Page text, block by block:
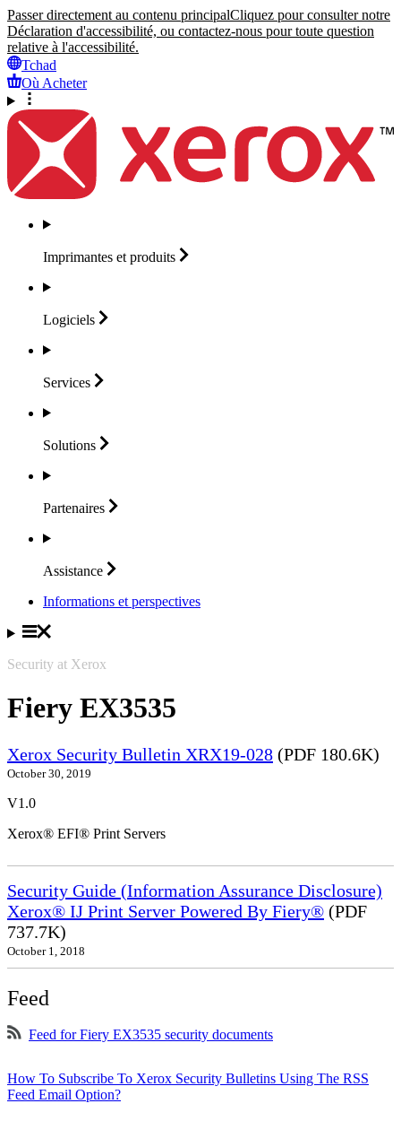
Passer directement au contenu principalCliquez pour consulter notre
Déclaration d'accessibilité, ou contactez-nous pour toute question
relative à l'accessibilité.
Tchad
Où Acheter
Imprimantes et produits
Logiciels
Services
Solutions
Partenaires
Assistance
Informations et perspectives
Security at Xerox
Fiery EX3535
Xerox Security Bulletin XRX19-028 (PDF 180.6K)
October 30, 2019
V1.0
Xerox® EFI® Print Servers
Security Guide (Information Assurance Disclosure)
Xerox® IJ Print Server Powered By Fiery® (PDF
737.7K)
October 1, 2018
Feed
Feed for Fiery EX3535 security documents
How To Subscribe To Xerox Security Bulletins Using The RSS
Feed Email Option?